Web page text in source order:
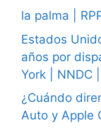
la palma |
Estados
años por
York | NNDC
¿Cuándo
Auto y Apple